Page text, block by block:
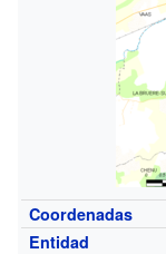
Coordenadas
Entidad